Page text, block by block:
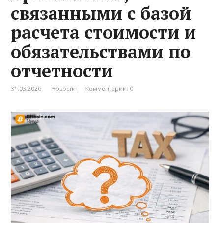
связанными с базой
расчета стоимости и
обязательствами по
отчетности
31.03.2026 Новости Комментарии: 0